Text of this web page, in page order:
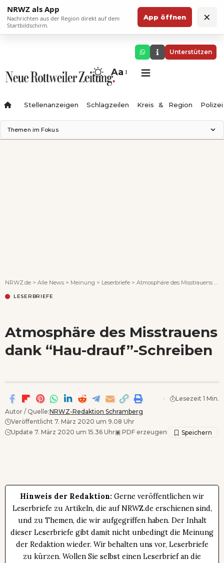
NRWZ als App
Nachrichten aus der Region direkt auf dem
Startbildschirm.
App öffnen ×
Unterstützen
Aa
Stellenanzeigen Schlagzeilen Kreis & Region Polizei
Themen im Fokus
NRWZ.de > Alle News > Meinung > Leserbriefe > Atmosphäre des Misstrauens dank “Hau-drauf”-Schreiben
LESERBRIEFE
Atmosphäre des Misstrauens
dank “Hau-drauf”-Schreiben
Autor / Quelle:NRWZ-Redaktion Schramberg
Veröffentlicht 7. März 2020 um 9.08 Uhr
Update 7. März 2020 um 15.36 Uhr▣ PDF erzeugen
Lesezeit 1 Min.
Hinweis der Redaktion: Gerne veröffentlichen wir
Leserbriefe zu Artikeln, die auf NRWZ.de erschienen sind,
und zu Themen, die wir aufgegriffen haben. Der Inhalt
dieser Leserbriefe gibt damit nicht unbedingt die Meinung
der Redaktion wieder. Wir behalten uns vor, Leserbriefe
zu kürzen. Wollen Sie selbst einen Leserbrief an die